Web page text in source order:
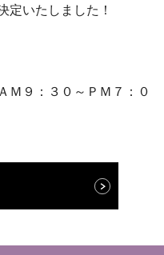
定いたしました！
Ｍ９：３０～ＰＭ７：０